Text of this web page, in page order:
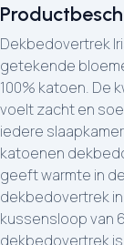
Dekbedovertrek
getekende
100% katoen. De
voelt zacht en
iedere
katoenen
geeft warmte in
dekbedovertrek
kussensloop van
dekbedovertrek